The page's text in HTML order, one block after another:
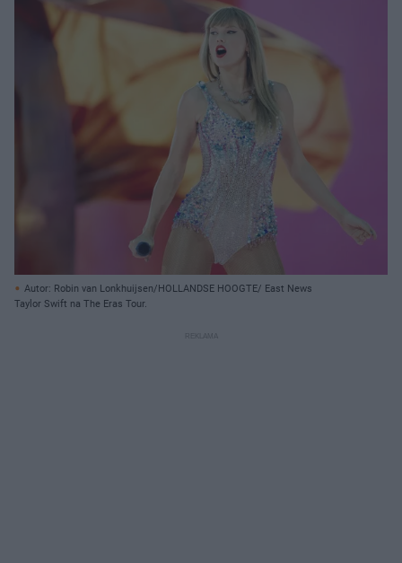
Autor: Robin van Lonkhuijsen/HOLLANDSE HOOGTE/ East News
Taylor Swift na The Eras Tour.